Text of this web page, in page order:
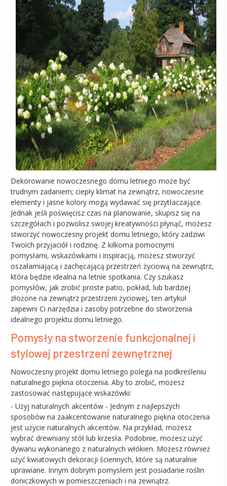
Dekorowanie nowoczesnego domu letniego może być
trudnym zadaniem; ciepły klimat na zewnątrz, nowoczesne
elementy i jasne kolory mogą wydawać się przytłaczające.
Jednak jeśli poświęcisz czas na planowanie, skupisz się na
szczegółach i pozwolisz swojej kreatywności płynąć, możesz
stworzyć nowoczesny projekt domu letniego, który zadziwi
Twoich przyjaciół i rodzinę. Z kilkoma pomocnymi
pomysłami, wskazówkami i inspiracją, możesz stworzyć
oszałamiającą i zachęcającą przestrzeń życiową na zewnątrz,
która będzie idealna na letnie spotkania. Czy szukasz
pomysłów, jak zrobić proste patio, pokład, lub bardziej
złożone na zewnątrz przestrzeni życiowej, ten artykuł
zapewni Ci narzędzia i zasoby potrzebne do stworzenia
idealnego projektu domu letniego.
Pomysły na stworzenie funkcjonalnej i
stylowej przestrzeni zewnętrznej
Nowoczesny projekt domu letniego polega na podkreśleniu
naturalnego piękna otoczenia. Aby to zrobić, możesz
zastosować następujące wskazówki:
- Użyj naturalnych akcentów - Jednym z najlepszych
sposobów na zaakcentowanie naturalnego piękna otoczenia
jest użycie naturalnych akcentów. Na przykład, możesz
wybrać drewniany stół lub krzesła. Podobnie, możesz użyć
dywanu wykonanego z naturalnych włókien. Możesz również
użyć kwiatowych dekoracji ściennych, które są naturalnie
uprawiane. Innym dobrym pomysłem jest posiadanie roślin
doniczkowych w pomieszczeniach i na zewnątrz.